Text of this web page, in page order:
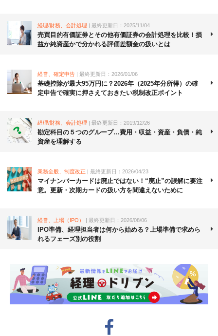
経理/財務、会計処理 | 最終更新日：2025/11/04
売買目的有価証券とその他有価証券の会計処理を比較！損
益か純資産かで分かれる評価差額金の扱いとは
経営、確定申告 | 最終更新日：2026/01/06
基礎控除が最大95万円に？2026年（2025年分所得）の確
定申告で確実に押さえておきたい税制改正ポイント
経理/財務、会計処理 | 最終更新日：2019/12/26
勘定科目の５つのグループ…費用・収益・資産・負債・純
資産を理解する
業務全般、制度改正 | 最終更新日：2026/04/23
マイナンバーカードは廃止ではない！“廃止”の誤解に要注
意。更新・次期カードの扱い方を間違えないために
経営、上場（IPO） | 最終更新日：2026/08/06
IPO準備、経理担当者は何から始める？上場準備で求めら
れるフェーズ別の役割